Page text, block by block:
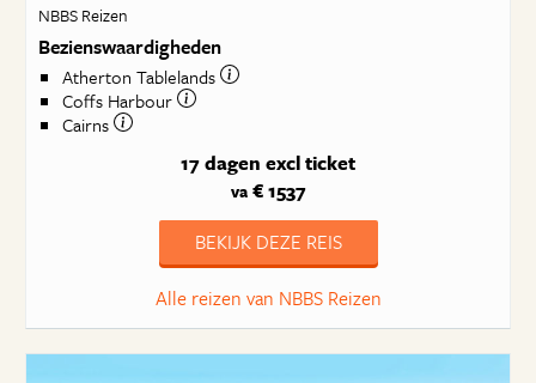
NBBS Reizen
Bezienswaardigheden
Atherton Tablelands
Coffs Harbour
Cairns
17 dagen excl ticket
va€ 1537
BEKIJK DEZE REIS
Alle reizen van NBBS Reizen